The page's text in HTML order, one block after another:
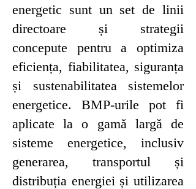
energetic sunt un set de linii
directoare și strategii
concepute pentru a optimiza
eficiența, fiabilitatea, siguranța
și sustenabilitatea sistemelor
energetice. BMP-urile pot fi
aplicate la o gamă largă de
sisteme energetice, inclusiv
generarea, transportul și
distribuția energiei și utilizarea